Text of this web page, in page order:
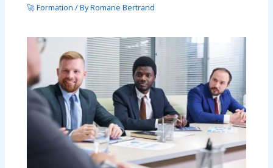
🚀 Formation / ByRomane Bertrand